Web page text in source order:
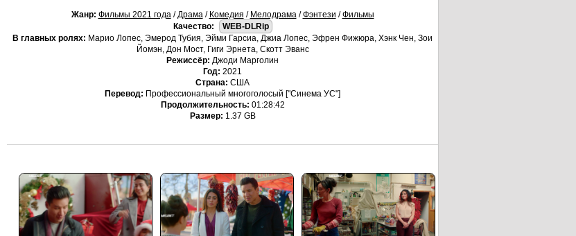
Жанр: Фильмы 2021 года/Драма/ Комедия / Мелодрама/Фэнтези /Фильмы
Качество:
WEB-DLRip
В главных ролях: Марио Лопес, Эмерод Тубия, Эйми Гарсиа, Джиа Лопес, Эфрен Фижюра, Хэнк Чен, Зои
Йомэн, Дон Мост, Гиги Эрнета, Скотт Эванс
Режиссёр: Джоди Марголин
Год: 2021
Страна: США
Перевод: Профессиональный многоголосый ["Синема УС"]
Продолжительность: 01:28:42
Размер: 1.37 GB